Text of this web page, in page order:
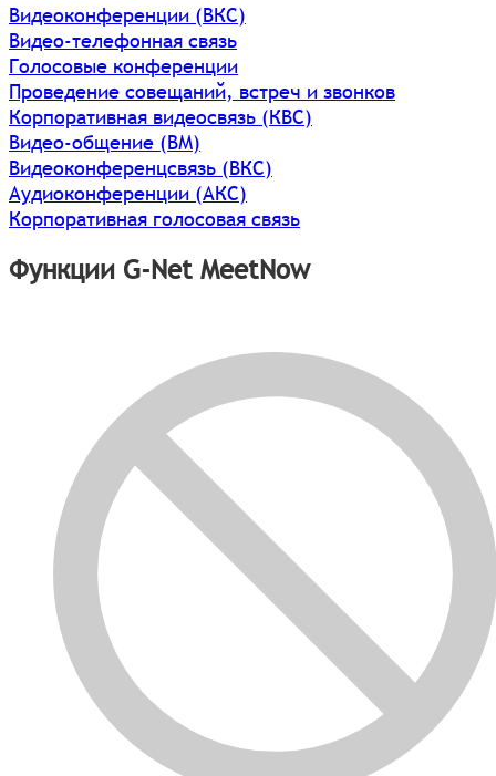
Видеоконференции (ВКС)
Видео-телефонная связь
Голосовые конференции
Проведение совещаний, встреч и звонков
Корпоративная видеосвязь (КВС)
Видео-общение (ВМ)
Видеоконференцсвязь (ВКС)
Аудиоконференции (АКС)
Корпоративная голосовая связь
Функции G-Net MeetNow